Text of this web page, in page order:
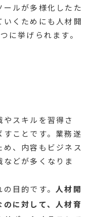
ルが多様化したた
くためにも人材開
に挙げられます。
スキルを習得さ
ことです。業務遂
、内容もビジネス
どが多くなりま
目的です。 人材開
に対して、人材育